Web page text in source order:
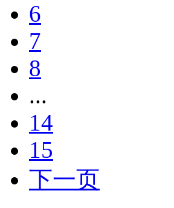
6
7
8
...
14
15
下一页